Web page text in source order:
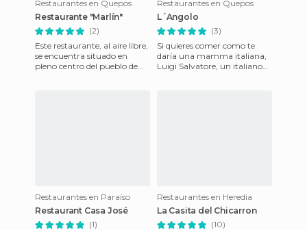
Restaurantes en Quepos
Restaurante "Marlín"
(2)
Este restaurante, al aire libre,
se encuentra situado en
pleno centro del pueblo de
Restaurantes en Quepos
L´Angolo
(3)
Si quieres comer como te
daría una mamma italiana,
Luigi Salvatore, un italiano
Restaurantes en Paraíso
Restaurant Casa José
(1)
Restaurantes en Heredia
La Casita del Chicarron
(10)